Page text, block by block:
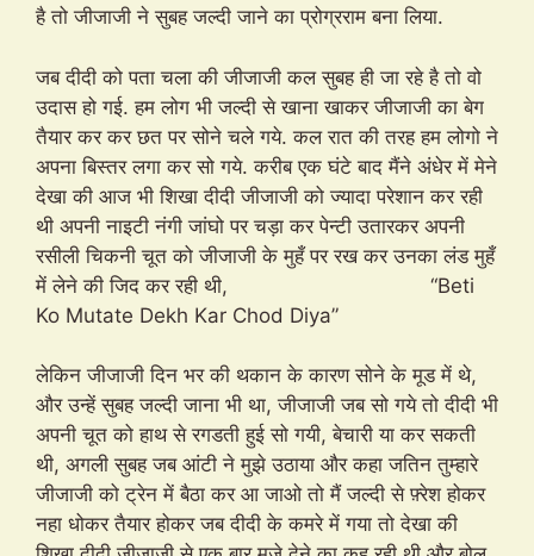
है तो जीजाजी ने सुबह जल्दी जाने का प्रोग्रराम बना लिया.
जब दीदी को पता चला की जीजाजी कल सुबह ही जा रहे है तो वो
उदास हो गई. हम लोग भी जल्दी से खाना खाकर जीजाजी का बेग
तैयार कर कर छत पर सोने चले गये. कल रात की तरह हम लोगो ने
अपना बिस्तर लगा कर सो गये. करीब एक घंटे बाद मैंने अंधेर में मेने
देखा की आज भी शिखा दीदी जीजाजी को ज्यादा परेशान कर रही
थी अपनी नाइटी नंगी जांघो पर चड़ा कर पेन्टी उतारकर अपनी
रसीली चिकनी चूत को जीजाजी के मुहँ पर रख कर उनका लंड मुहँ
में लेने की जिद कर रही थी, “Beti
Ko Mutate Dekh Kar Chod Diya”
लेकिन जीजाजी दिन भर की थकान के कारण सोने के मूड में थे,
और उन्हें सुबह जल्दी जाना भी था, जीजाजी जब सो गये तो दीदी भी
अपनी चूत को हाथ से रगडती हुई सो गयी, बेचारी या कर सकती
थी, अगली सुबह जब आंटी ने मुझे उठाया और कहा जतिन तुम्हारे
जीजाजी को ट्रेन में बैठा कर आ जाओ तो मैं जल्दी से फ़्रेश होकर
नहा धोकर तैयार होकर जब दीदी के कमरे में गया तो देखा की